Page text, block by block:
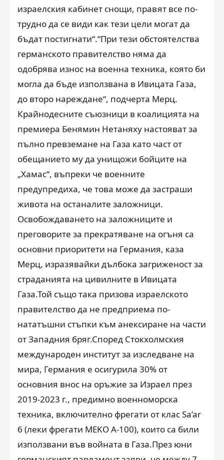
израелския кабинет снощи, правят все по-
трудно да се види как тези цели могат да
бъдат постигнати“.“При тези обстоятелства
германското правителство няма да
одобрява износ на военна техника, която би
могла да бъде използвана в Ивицата Газа,
до второ нареждане“, подчерта Мерц.
Крайнодесните съюзници в коалицията на
премиера Бенямин Нетаняху настояват за
пълно превземане на Газа като част от
обещанието му да унищожи бойците на
„Хамас“, въпреки че военните
предупредиха, че това може да застраши
живота на останалите заложници.
Освобождаването на заложниците и
преговорите за прекратяване на огъня са
основни приоритети на Германия, каза
Мерц, изразявайки дълбока загриженост за
страданията на цивилните в Ивицата
Газа.Той също така призова израелското
правителство да не предприема по-
нататъшни стъпки към анексиране на части
от Западния бряг.Според Стокхолмския
международен институт за изследване на
мира, Германия е осигурила 30% от
основния внос на оръжие за Израел през
2019-2023 г., предимно военноморска
техника, включително фрегати от клас Sa’ar
6 (леки фрегати MEKO A-100), които са били
използвани във войната в Газа.През юни